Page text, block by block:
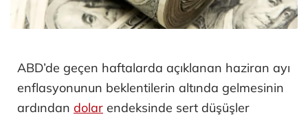
ABD’de geçen haftalarda açıklanan haziran ayı
enflasyonunun beklentilerin altında gelmesinin
ardından dolar endeksinde sert düşüşler